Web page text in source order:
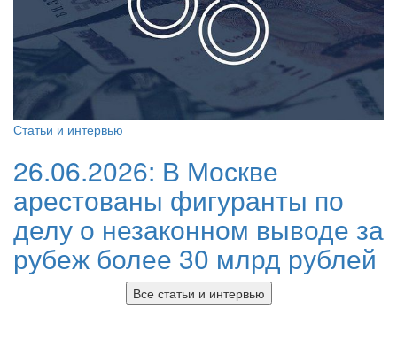
Статьи и интервью
26.06.2026: В Москве
арестованы фигуранты по
делу о незаконном выводе за
рубеж более 30 млрд рублей
Все статьи и интервью